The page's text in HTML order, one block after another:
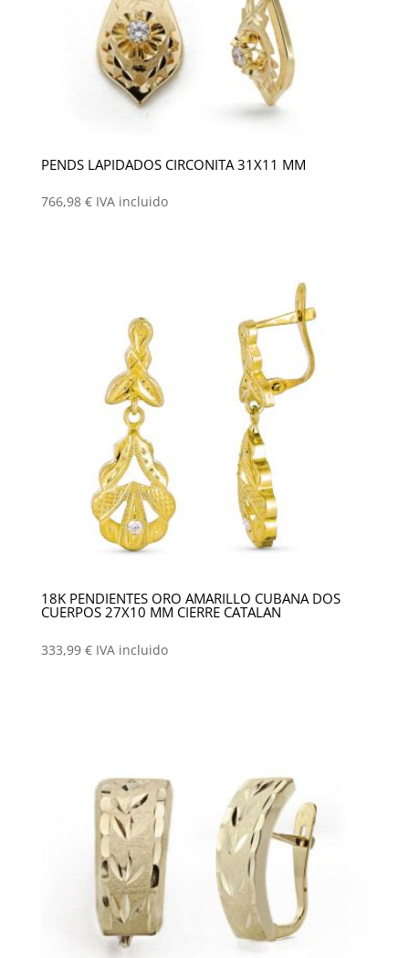
PENDS LAPIDADOS CIRCONITA 31X11 MM
766,98 € IVA incluido
18K PENDIENTES ORO AMARILLO CUBANA DOS
CUERPOS 27X10 MM CIERRE CATALAN
333,99 € IVA incluido